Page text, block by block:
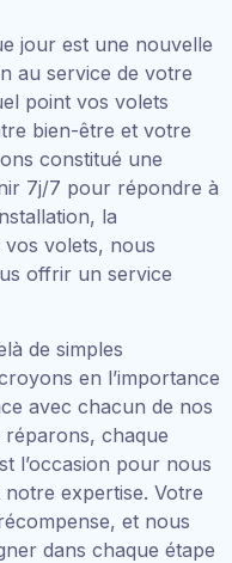
jour est une nouvelle
au service de votre
point vos volets
bien-être et votre
constitué une
7j/7 pour répondre à
la
volets, nous
offrir un service
de simples
en l’importance
avec chacun de nos
réparons, chaque
l’occasion pour nous
expertise. Votre
et nous
dans chaque étape